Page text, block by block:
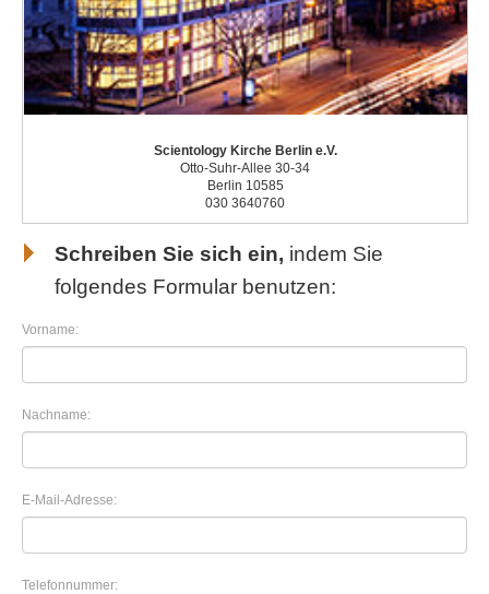
Scientology Kirche Berlin e.V.
Otto-Suhr-Allee 30-34
Berlin 10585
030 3640760
Schreiben Sie sich ein, indem Sie
folgendes Formular benutzen:
Vorname:
Nachname:
E-Mail-Adresse:
Telefonnummer: